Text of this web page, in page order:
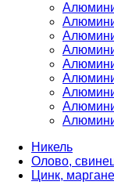
Никель
Олово,
Цинк,